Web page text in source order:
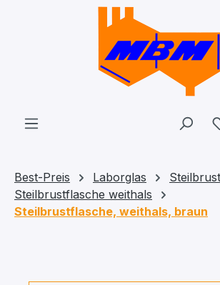
Best-Preis Laborglas
Steilbrustflasche weithals
Steilbrustflasche, weithals, braun